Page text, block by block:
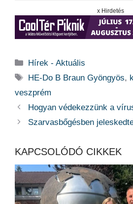
x Hirdetés
Kategória
Hírek - Aktuális
Címkék
HE-Do B Braun Gyöngyös,
veszprém
Hogyan védekezzünk a
Szarvasbőgésben
KAPCSOLÓDÓ CIKKEK